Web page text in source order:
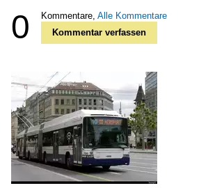
0 Kommentare, Alle Kommentare
Kommentar verfassen